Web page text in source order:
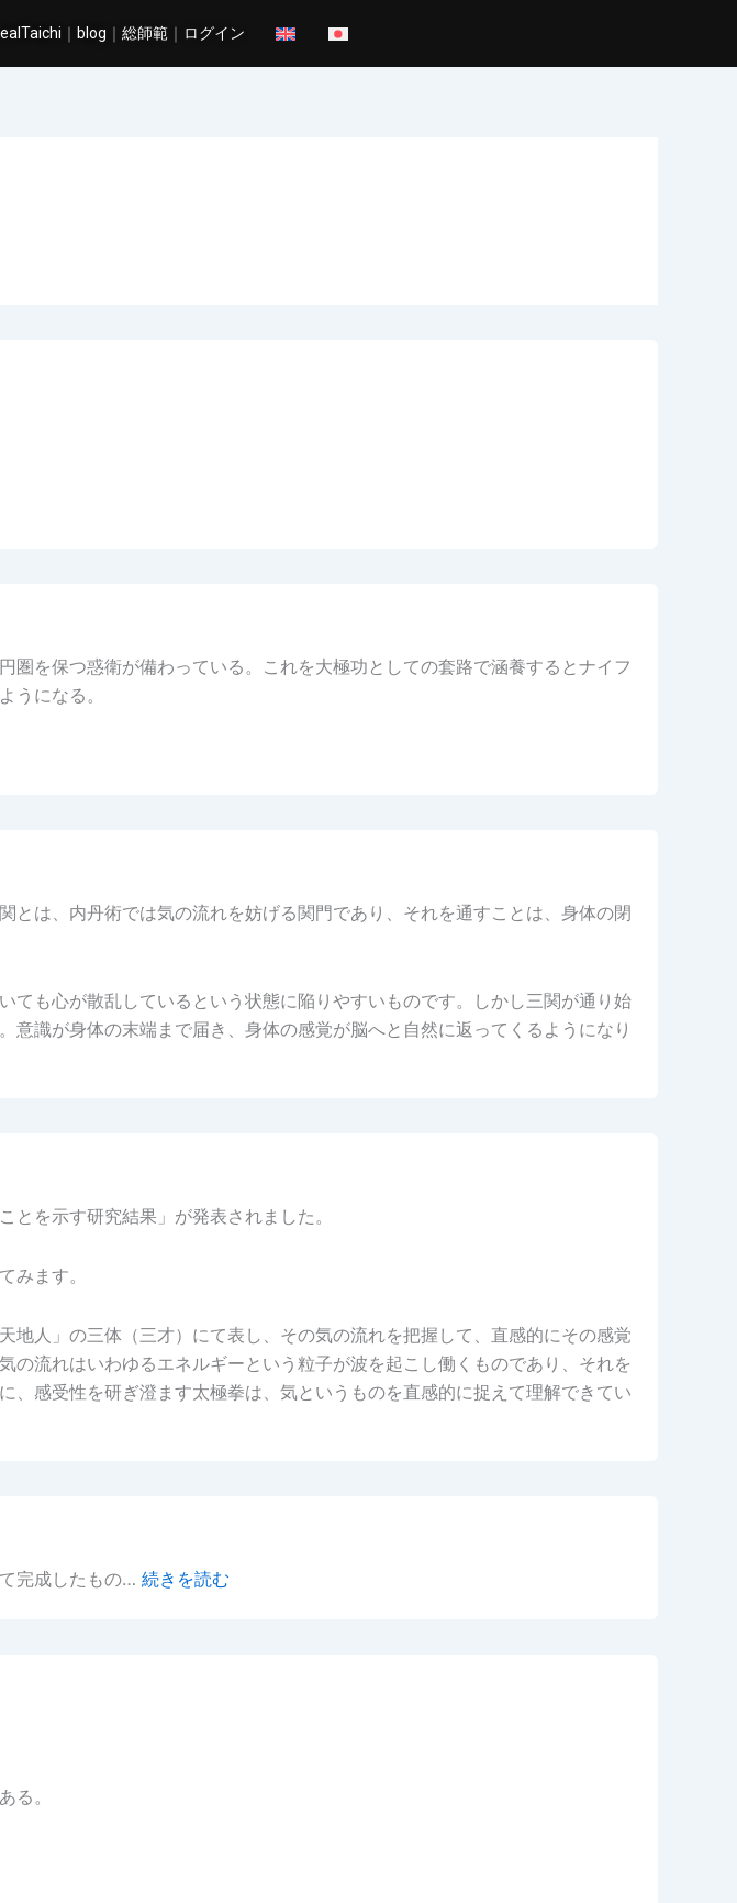
｜ blog ｜ 総師範 ｜ ログイン
を保つ惑衛が備わっている。これを大極功としての套路で涵養するとナイフ
うになる。
は、内丹術では気の流れを妨げる関門であり、それを通すことは、身体の閉
も心が散乱しているという状態に陥りやすいものです。しかし三関が通り始
識が身体の末端まで届き、身体の感覚が脳へと自然に返ってくるようになり
を示す研究結果」が発表されました。
みます。
人」の三体（三才）にて表し、その気の流れを把握して、直感的にその感覚
流れはいわゆるエネルギーという粒子が波を起こし働くものであり、それを
感受性を研ぎ澄ます太極拳は、気というものを直感的に捉えて理解できてい
完成したもの… 続きを読む
る。